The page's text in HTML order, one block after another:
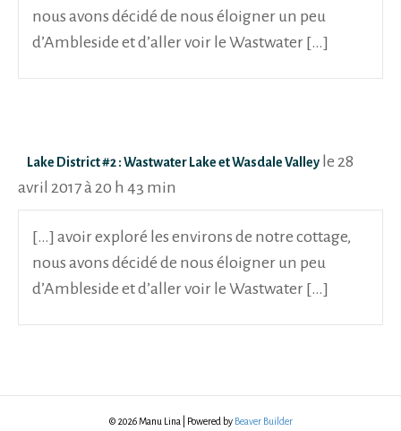
nous avons décidé de nous éloigner un peu
d’Ambleside et d’aller voir le Wastwater […]
Lake District #2 : Wastwater Lake et Wasdale Valley le 28
avril 2017 à 20 h 43 min
[…] avoir exploré les environs de notre cottage,
nous avons décidé de nous éloigner un peu
d’Ambleside et d’aller voir le Wastwater […]
© 2026 Manu Lina Powered by Beaver Builder